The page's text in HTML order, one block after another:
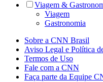
Viagem &
Viagem
Gastronomia
Sobre a CNN Brasil
Aviso Legal e Política
Termos de Uso
Fale com a CNN
Faça parte da Equipe